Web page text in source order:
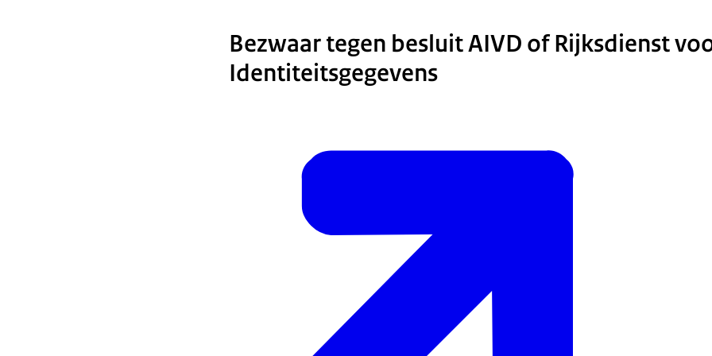
Bezwaar tegen besluit AIVD of Rijksdienst
Identiteitsgegevens